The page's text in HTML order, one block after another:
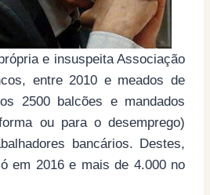
e insuspeita Associação
entre 2010 e meados de
2500 balcões e mandados
ou para o desemprego)
bancários. Destes,
em 2016 e mais de 4.000 no